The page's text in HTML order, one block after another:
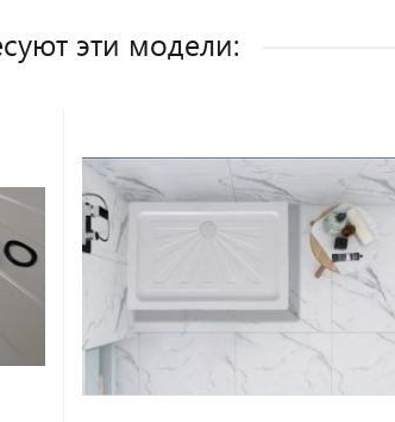
эти модели: